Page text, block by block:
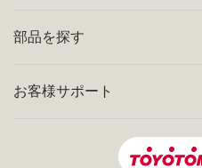
部品を探す
お客様サポート